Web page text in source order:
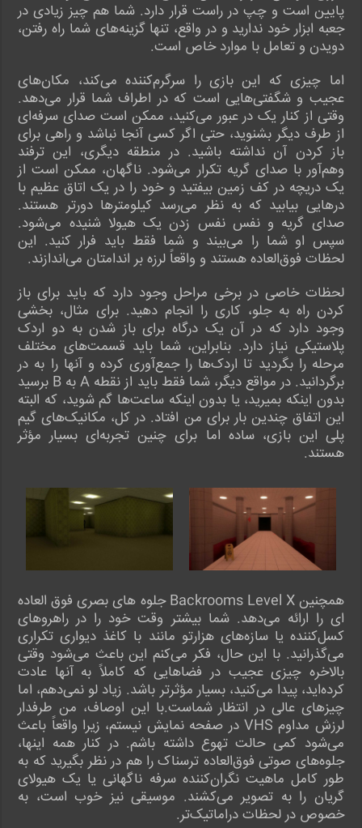
پایین است و چپ در راست قرار دارد. شما هم چیز زیادی در
جعبه ابزار خود ندارید و در واقع، تنها گزینه‌های شما راه رفتن،
دویدن و تعامل با موارد خاص است.
اما چیزی که این بازی را سرگرم‌کننده می‌کند، مکان‌های
عجیب و شگفتی‌هایی است که در اطراف شما قرار می‌دهد.
وقتی از کنار یک در عبور می‌کنید، ممکن است صدای سرفه‌ای
از طرف دیگر بشنوید، حتی اگر کسی آنجا نباشد و راهی برای
باز کردن آن نداشته باشید. در منطقه دیگری، این ترفند
وهم‌آور با صدای گریه تکرار می‌شود. ناگهان، ممکن است از
یک دریچه در کف زمین بیفتید و خود را در یک اتاق عظیم با
درهایی بیابید که به نظر می‌رسد کیلومترها دورتر هستند.
صدای گریه و نفس نفس زدن یک هیولا شنیده می‌شود.
سپس او شما را می‌بیند و شما فقط باید فرار کنید. این
لحظات فوق‌العاده هستند و واقعاً لرزه بر اندامتان می‌اندازند.
لحظات خاصی در برخی مراحل وجود دارد که باید برای باز
کردن راه به جلو، کاری را انجام دهید. برای مثال، بخشی
وجود دارد که در آن یک درگاه برای باز شدن به دو اردک
پلاستیکی نیاز دارد. بنابراین، شما باید قسمت‌های مختلف
مرحله را بگردید تا اردک‌ها را جمع‌آوری کرده و آنها را به در
برگردانید. در مواقع دیگر، شما فقط باید از نقطه A به B برسید
بدون اینکه بمیرید، یا بدون اینکه ساعت‌ها گم شوید، که البته
این اتفاق چندین بار برای من افتاد. در کل، مکانیک‌های گیم
پلی این بازی، ساده اما برای چنین تجربه‌ای بسیار مؤثر
هستند.
همچنین Backrooms Level X جلوه های بصری فوق العاده
ای را ارائه می‌دهد. شما بیشتر وقت خود را در راهروهای
کسل‌کننده یا سازه‌های هزارتو مانند با کاغذ دیواری تکراری
می‌گذرانید. با این حال، فکر می‌کنم این باعث می‌شود وقتی
بالاخره چیزی عجیب در فضاهایی که کاملاً به آنها عادت
کرده‌اید، پیدا می‌کنید، بسیار مؤثرتر باشد. زیاد لو نمی‌دهم، اما
چیزهای عالی در انتظار شماست.با این اوصاف، من طرفدار
لرزش مداوم VHS در صفحه نمایش نیستم، زیرا واقعاً باعث
می‌شود کمی حالت تهوع داشته باشم. در کنار همه اینها،
جلوه‌های صوتی فوق‌العاده ترسناک را هم در نظر بگیرید که به
طور کامل ماهیت نگران‌کننده سرفه ناگهانی یا یک هیولای
گریان را به تصویر می‌کشند. موسیقی نیز خوب است، به
خصوص در لحظات دراماتیک‌تر.